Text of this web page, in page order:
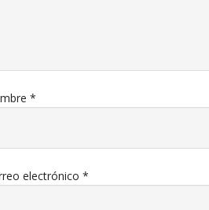
*
electrónico *